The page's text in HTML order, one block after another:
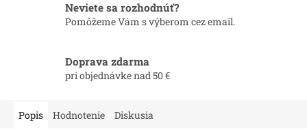
Neviete sa rozhodnúť?
Pomôžeme Vám s výberom cez email.
Doprava zdarma
pri objednávke nad 50 €
Popis Hodnotenie Diskusia